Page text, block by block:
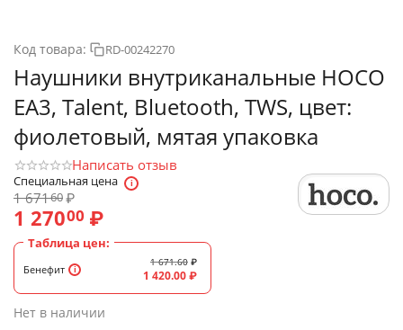
Код товара: RD-00242270
Наушники внутриканальные HOCO
EA3, Talent, Bluetooth, TWS, цвет:
фиолетовый, мятая упаковка
Написать отзыв
Специальная цена
1 67160₽
1 27000 ₽
Таблица цен:
Бенефит
1 671.60 ₽
1 420.00₽
Нет в наличии